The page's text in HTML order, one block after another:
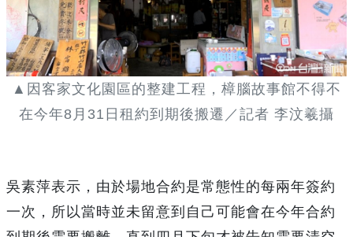
▲因客家文化園區的整建工程，樟腦故事館不得不
在今年8月31日租約到期後搬遷／記者 李汶羲攝
吳素萍表示，由於場地合約是常態性的每兩年簽約
一次，所以當時並未留意到自己可能會在今年合約